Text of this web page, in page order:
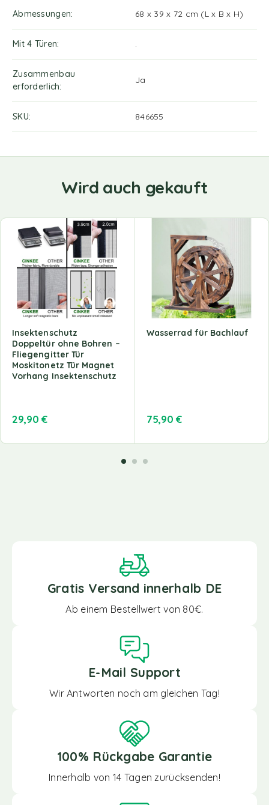
Abmessungen 68 x 39 x 72 cm (L x B x H)
Mit 4 Türen .
Zusammenbau
erforderlich
Ja
SKU 846655
Wird auch gekauft
Insektenschutz
Doppeltür ohne Bohren –
Fliegengitter Tür
Moskitonetz Tür Magnet
Vorhang Insektenschutz
29,90 €
Wasserrad für Bachlauf
75,90 €
Gratis Versand innerhalb DE
Ab einem Bestellwert von 80€.
E-Mail Support
Wir Antworten noch am gleichen Tag!
100% Rückgabe Garantie
Innerhalb von 14 Tagen zurücksenden!